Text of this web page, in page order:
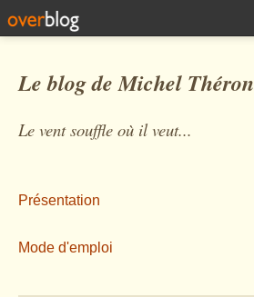
Le blog de Michel Théron
Le vent souffle où il veut...
Présentation
Mode d'emploi